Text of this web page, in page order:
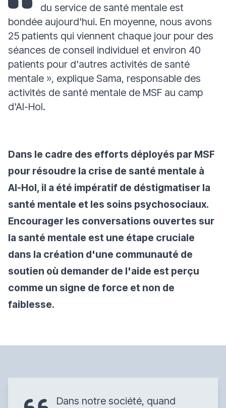
du service de santé mentale est
bondée aujourd'hui. En moyenne, nous avons
25 patients qui viennent chaque jour pour des
séances de conseil individuel et environ 40
patients pour d'autres activités de santé
mentale », explique Sama, responsable des
activités de santé mentale de MSF au camp
d'Al-Hol.
Dans le cadre des efforts déployés par MSF
pour résoudre la crise de santé mentale à
Al-Hol, il a été impératif de déstigmatiser la
santé mentale et les soins psychosociaux.
Encourager les conversations ouvertes sur
la santé mentale est une étape cruciale
dans la création d'une communauté de
soutien où demander de l'aide est perçu
comme un signe de force et non de
faiblesse.
Dans notre société, quand